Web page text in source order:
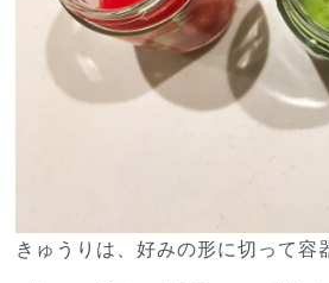
きゅうりは、好みの形に切って容